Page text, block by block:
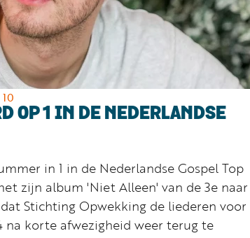
OP 1 IN DE NEDERLANDSE
in 1 in de Nederlandse Gospel Top
zijn album 'Niet Alleen' van de 3e naar
Stichting Opwekking de liederen voor
na korte afwezigheid weer terug te